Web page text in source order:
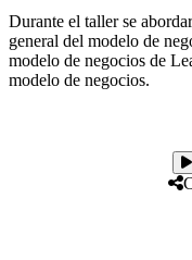
Durante el taller se
general del modelo de
modelo de negocios de
modelo de negocios.